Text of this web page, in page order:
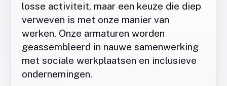
losse activiteit, maar een keuze die diep
verweven is met onze manier van
werken. Onze armaturen worden
geassembleerd in nauwe samenwerking
met sociale werkplaatsen en inclusieve
ondernemingen.